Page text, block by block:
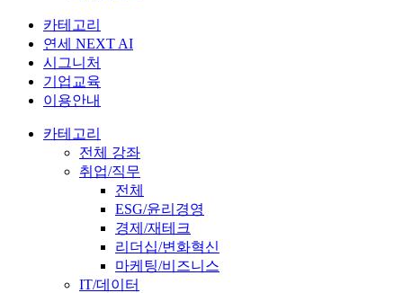
카테고리
연세 NEXT AI
시그니처
기업교육
이용안내
카테고리
전체 강좌
취업/직무
전체
ESG/윤리경영
경제/재테크
리더십/변화혁신
마케팅/비즈니스
IT/데이터